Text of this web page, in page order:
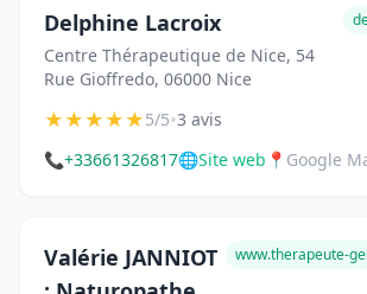
Delphine Lacroix
Centre Thérapeutique de Nice, 54
Rue Gioffredo, 06000 Nice
★★★★★5/5•3 avis
📞+33661326817🌐Site web 📍 Google
Valérie JANNIOT
www.therapeute-